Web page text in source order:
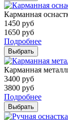
Карманная
1450 руб
1650 руб
Подробнее
Выбрать
Карманная
3400 руб
3800 руб
Подробнее
Выбрать